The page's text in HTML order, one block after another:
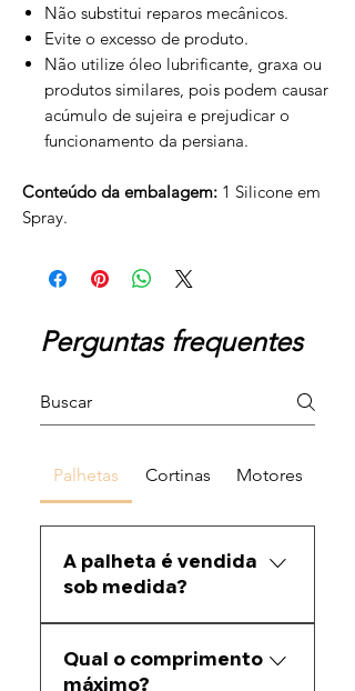
Não substitui reparos mecânicos.
Evite o excesso de produto.
Não utilize óleo lubrificante, graxa ou
produtos similares, pois podem causar
acúmulo de sujeira e prejudicar o
funcionamento da persiana.
Conteúdo da embalagem: 1 Silicone em
Spray.
Perguntas frequentes
Palhetas Cortinas Motores
A palheta é vendida
sob medida?
conforme a medida informada
Qual o comprimento
máximo?